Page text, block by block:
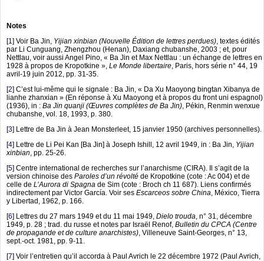
Notes
[1 ] Voir Ba Jin, Yijian xinbian (Nouvelle Édition de lettres perdues) , textes édités
par Li Cunguang, Zhengzhou (Henan), Daxiang chubanshe, 2003 ; et, pour
Nettlau, voir aussi Angel Pino, « Ba Jin et Max Nettlau : un échange de lettres en
1928 à propos de Kropotkine », Le Monde libertaire , Paris, hors série n° 44, 19
avril-19 juin 2012, pp. 31-35.
[2] C’est lui-même qui le signale : Ba Jin, « Da Xu Maoyong bingtan Xibanya de
lianhe zhanxian » (En réponse à Xu Maoyong et à propos du front uni espagnol)
(1936), in : Ba Jin quanji (Œuvres complètes de Ba Jin) , Pékin, Renmin wenxue
chubanshe, vol. 18, 1993, p. 380.
[3] Lettre de Ba Jin à Jean Monsterleet, 15 janvier 1950 (archives personnelles).
[4] Lettre de Li Pei Kan [Ba Jin] à Joseph Ishill, 12 avril 1949, in : Ba Jin, Yijian
xinbian , pp. 25-26.
[5] Centre international de recherches sur l’anarchisme (CIRA). Il s’agit de la
version chinoise des Paroles d’un révolté de Kropotkine (cote : Ac 004) et de
celle de L’Aurora di Spagna de Sim (cote : Broch ch 11 687). Liens confirmés
indirectement par Victor García. Voir ses Escarceos sobre China , México, Tierra
y Libertad, 1962, p. 166.
[6] Lettres du 27 mars 1949 et du 11 mai 1949, Dielo trouda , n° 31, décembre
1949, p. 28 ; trad. du russe et notes par Israël Renof, Bulletin du CPCA (Centre
de propagande et de culture anarchistes) , Villeneuve Saint-Georges, n° 13,
sept.-oct. 1981, pp. 9-11.
[7] Voir l’entretien qu’il accorda à Paul Avrich le 22 décembre 1972 (Paul Avrich,